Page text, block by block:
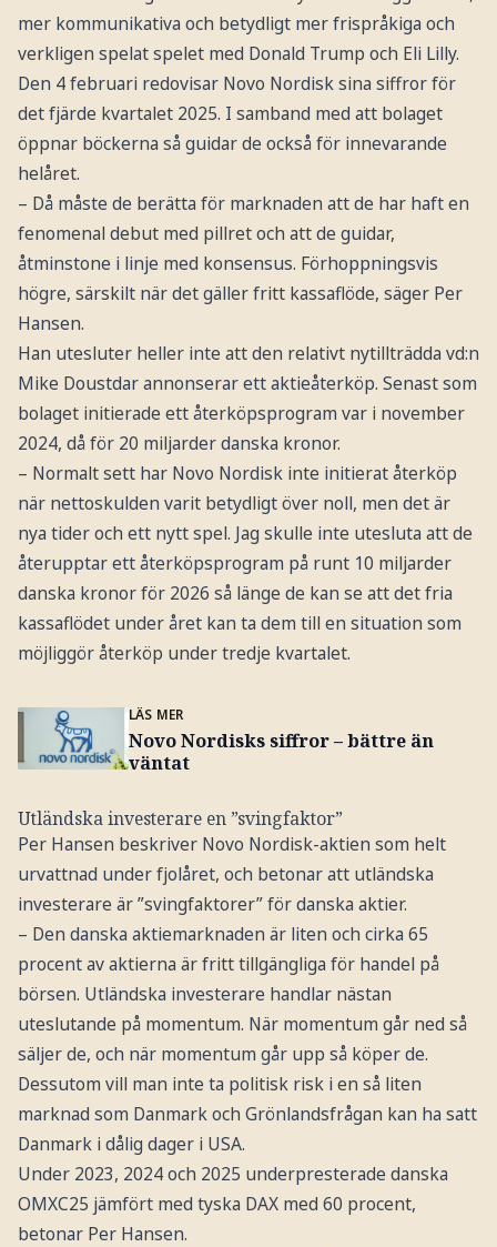
mer kommunikativa och betydligt mer frispråkiga och
verkligen spelat spelet med Donald Trump och Eli Lilly.
Den 4 februari redovisar Novo Nordisk sina siffror för
det fjärde kvartalet 2025. I samband med att bolaget
öppnar böckerna så guidar de också för innevarande
helåret.
– Då måste de berätta för marknaden att de har haft en
fenomenal debut med pillret och att de guidar,
åtminstone i linje med konsensus. Förhoppningsvis
högre, särskilt när det gäller fritt kassaflöde, säger Per
Hansen.
Han utesluter heller inte att den relativt nytillträdda vd:n
Mike Doustdar annonserar ett aktieåterköp. Senast som
bolaget initierade ett återköpsprogram var i november
2024, då för 20 miljarder danska kronor.
– Normalt sett har Novo Nordisk inte initierat återköp
när nettoskulden varit betydligt över noll, men det är
nya tider och ett nytt spel. Jag skulle inte utesluta att de
återupptar ett återköpsprogram på runt 10 miljarder
danska kronor för 2026 så länge de kan se att det fria
kassaflödet under året kan ta dem till en situation som
möjliggör återköp under tredje kvartalet.
LÄS MER
Novo Nordisks siffror – bättre än
väntat
Utländska investerare en ”svingfaktor”
Per Hansen beskriver Novo Nordisk-aktien som helt
urvattnad under fjolåret, och betonar att utländska
investerare är ”svingfaktorer” för danska aktier.
– Den danska aktiemarknaden är liten och cirka 65
procent av aktierna är fritt tillgängliga för handel på
börsen. Utländska investerare handlar nästan
uteslutande på momentum. När momentum går ned så
säljer de, och när momentum går upp så köper de.
Dessutom vill man inte ta politisk risk i en så liten
marknad som Danmark och Grönlandsfrågan kan ha satt
Danmark i dålig dager i USA.
Under 2023, 2024 och 2025 underpresterade danska
OMXC25 jämfört med tyska DAX med 60 procent,
betonar Per Hansen.